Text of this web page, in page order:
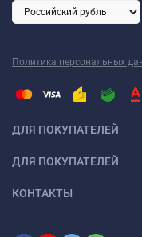
Политика персональных
ДЛЯ ПОКУПАТЕЛЕЙ
ДЛЯ ПОКУПАТЕЛЕЙ
КОНТАКТЫ